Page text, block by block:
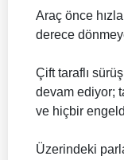
Araç önce
derece
Çift taraflı
devam ediyor;
ve hiçbir
Üzerindeki